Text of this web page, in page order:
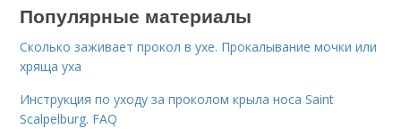
Популярные материалы
Сколько заживает прокол в ухе. Прокалывание мочки или
хряща уха
Инструкция по уходу за проколом крыла носа Saint
Scalpelburg. FAQ